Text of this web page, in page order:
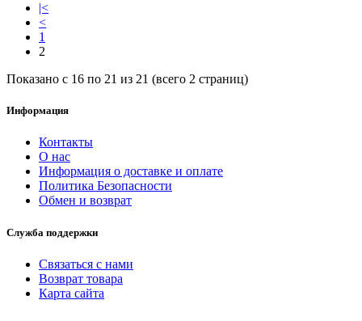
|<
<
1
2
Показано с 16 по 21 из 21 (всего 2 страниц)
Информация
Контакты
О нас
Информация о доставке и оплате
Политика Безопасности
Обмен и возврат
Служба поддержки
Связаться с нами
Возврат товара
Карта сайта